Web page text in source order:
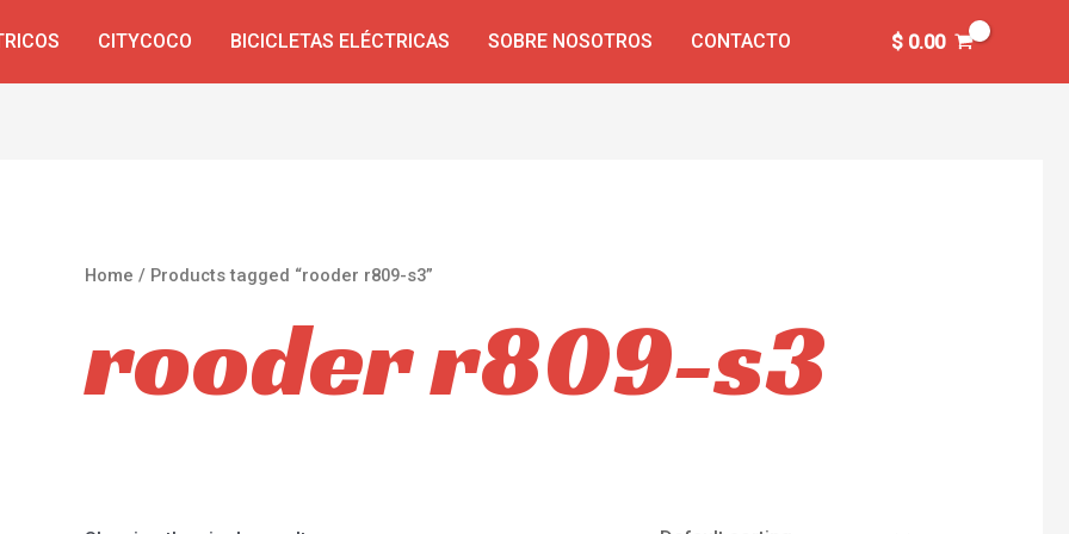
CITYCOCO BICICLETAS ELÉCTRICAS SOBRE NOSOTROS CONTACTO $0.00
Home / Products tagged “rooder r809-s3”
rooder r809-s3